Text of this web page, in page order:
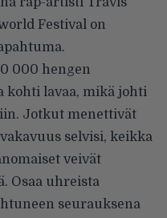
Festival on
000 hengen
kohti lavaa, mikä johti
Jotkut menettivät
selvisi, keikka
veivät
Osaa uhreista
seurauksena